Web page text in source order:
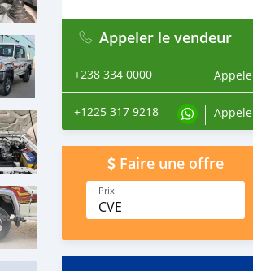
Appeler le vendeur
+238 334 0000
+1225 317 9218
Faire une offre
Prix
CVE